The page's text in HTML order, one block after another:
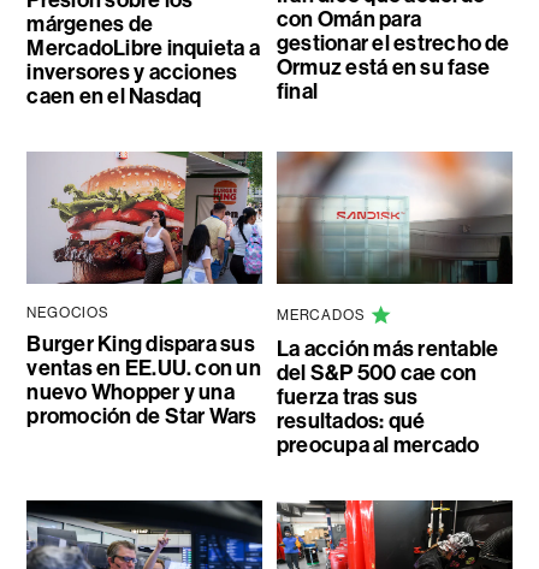
márgenes de
MercadoLibre inquieta a
inversores y acciones
caen en el Nasdaq
con Omán para
gestionar el estrecho de
Ormuz está en su fase
final
NEGOCIOS
Burger King dispara sus
ventas en EE.UU. con un
nuevo Whopper y una
promoción de Star Wars
MERCADOS
La acción más rentable
del S&P 500 cae con
fuerza tras sus
resultados: qué
preocupa al mercado